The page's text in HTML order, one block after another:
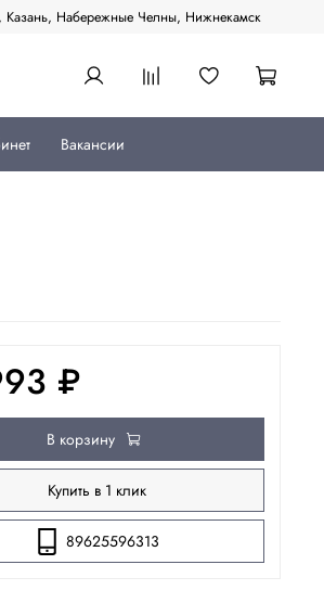
Казань, Набережные Челны, Нижнекамск
Вакансии
₽
В корзину
Купить в 1 клик
89625596313